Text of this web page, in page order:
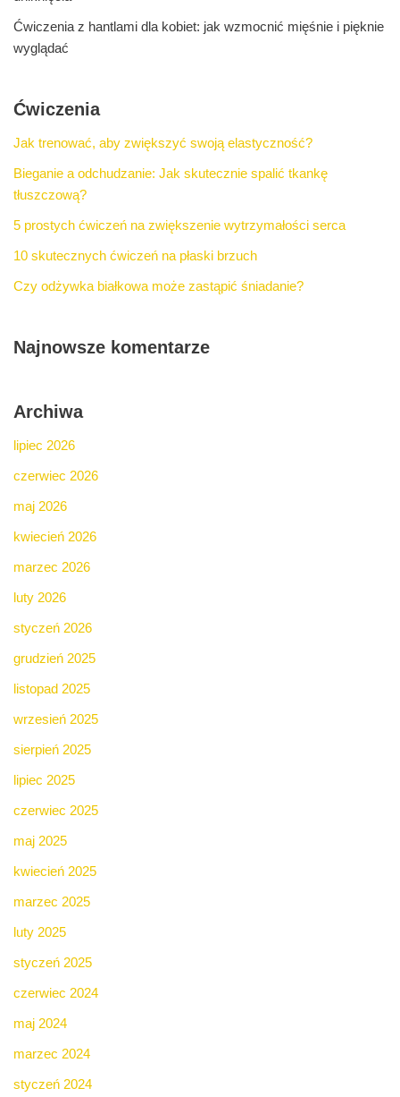
Ćwiczenia z hantlami dla kobiet: jak wzmocnić mięśnie i pięknie
wyglądać
Ćwiczenia
Jak trenować, aby zwiększyć swoją elastyczność?
Bieganie a odchudzanie: Jak skutecznie spalić tkankę
tłuszczową?
5 prostych ćwiczeń na zwiększenie wytrzymałości serca
10 skutecznych ćwiczeń na płaski brzuch
Czy odżywka białkowa może zastąpić śniadanie?
Najnowsze komentarze
Archiwa
lipiec 2026
czerwiec 2026
maj 2026
kwiecień 2026
marzec 2026
luty 2026
styczeń 2026
grudzień 2025
listopad 2025
wrzesień 2025
sierpień 2025
lipiec 2025
czerwiec 2025
maj 2025
kwiecień 2025
marzec 2025
luty 2025
styczeń 2025
czerwiec 2024
maj 2024
marzec 2024
styczeń 2024